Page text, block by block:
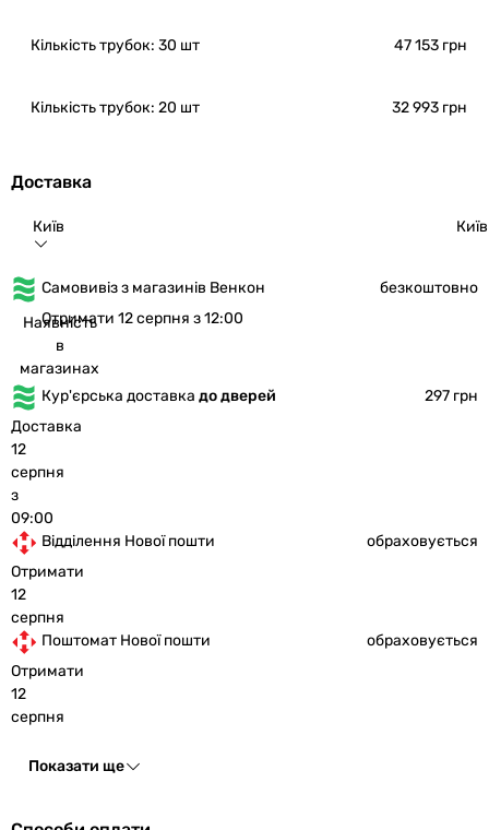
Кількість трубок: 30 шт 47 153 грн
Кількість трубок: 20 шт 32 993 грн
Доставка
Київ Київ
Самовивіз з магазинів Венкон
безкоштовно
Наявність
в
магазинах
Отримати 12 серпня з 12:00
Кур'єрська доставка до дверей
297 грн
Доставка
12
серпня
з
09:00
Відділення Нової пошти
обраховується
Отримати
12
серпня
Поштомат Нової пошти
обраховується
Отримати
12
серпня
Показати ще